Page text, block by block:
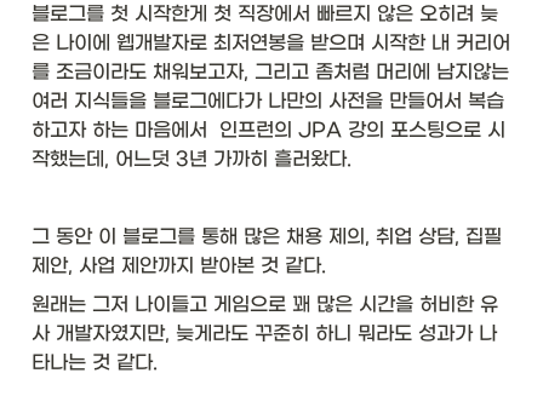
블로그를 첫 시작한게 첫 직장에서 빠르지 않은 오히려 늦
은 나이에 웹개발자로 최저연봉을 받으며 시작한 내 커리어
를 조금이라도 채워보고자, 그리고 좀처럼 머리에 남지않는
여러 지식들을 블로그에다가 나만의 사전을 만들어서 복습
하고자 하는 마음에서  인프런의 JPA 강의 포스팅으로 시
작했는데, 어느덧 3년 가까히 흘러왔다.
그 동안 이 블로그를 통해 많은 채용 제의, 취업 상담, 집필
제안, 사업 제안까지 받아본 것 같다.
원래는 그저 나이들고 게임으로 꽤 많은 시간을 허비한 유
사 개발자였지만, 늦게라도 꾸준히 하니 뭐라도 성과가 나
타나는 것 같다.